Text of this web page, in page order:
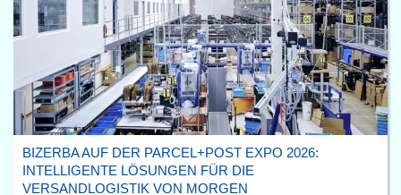
BIZERBA AUF DER PARCEL+POST EXPO 2026:
INTELLIGENTE LÖSUNGEN FÜR DIE
VERSANDLOGISTIK VON MORGEN